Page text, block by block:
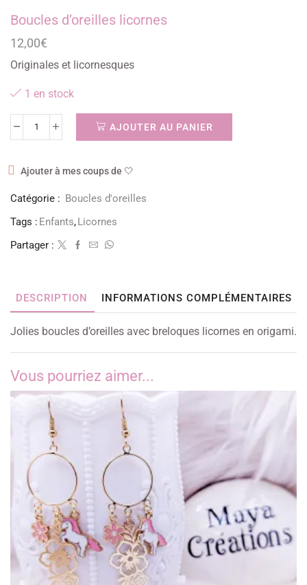
Boucles d’oreilles licornes
12,00€
Originales et licornesques
1 en stock
AJOUTER AU PANIER
Ajouter à mes coups de 🤍
Catégorie : Boucles d'oreilles
Tags : Enfants,Licornes
Partager :
DESCRIPTION INFORMATIONS COMPLÉMENTAIRES
Jolies boucles d’oreilles avec breloques licornes en origami.
Vous pourriez aimer...